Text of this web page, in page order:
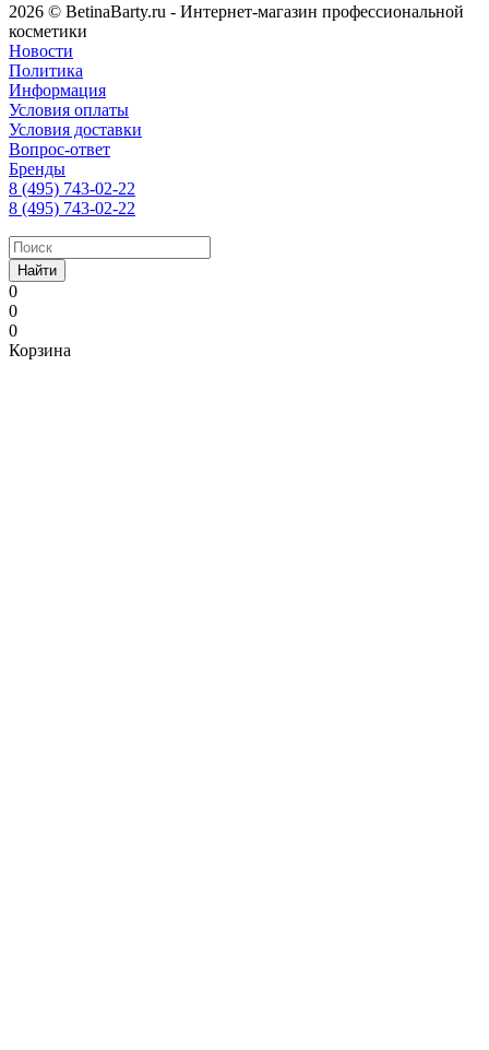
2026 © BetinaBarty.ru - Интернет-магазин профессиональной
косметики
Новости
Политика
Информация
Условия оплаты
Условия доставки
Вопрос-ответ
Бренды
8 (495) 743-02-22
8 (495) 743-02-22
Найти
0
0
0
Корзина